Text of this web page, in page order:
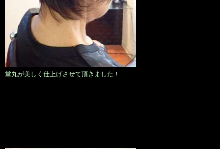
堂丸が美しく仕上げさせて頂きました！